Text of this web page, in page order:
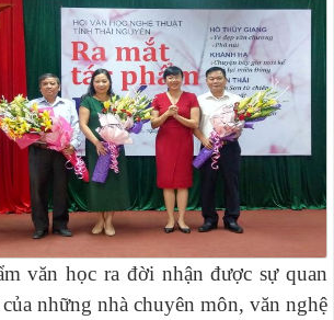
học ra đời nhận được sự quan
những nhà chuyên môn, văn nghệ